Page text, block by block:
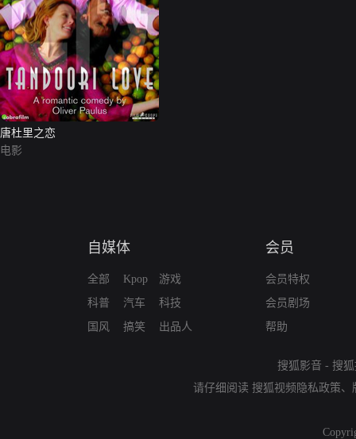
唐杜里之恋
电影
自媒体
全部
科普
国风
Kpop
汽车
搞笑
游戏
科技
出品人
会员
会员特权
会员剧场
帮助
搜狐影音 - 搜
请仔细阅读 搜狐视频隐私政策、